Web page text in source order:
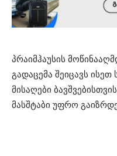
პრაიმჰაუსის
გადაცემა შეიცავს
მისაღები
მასშტაბი უფრო